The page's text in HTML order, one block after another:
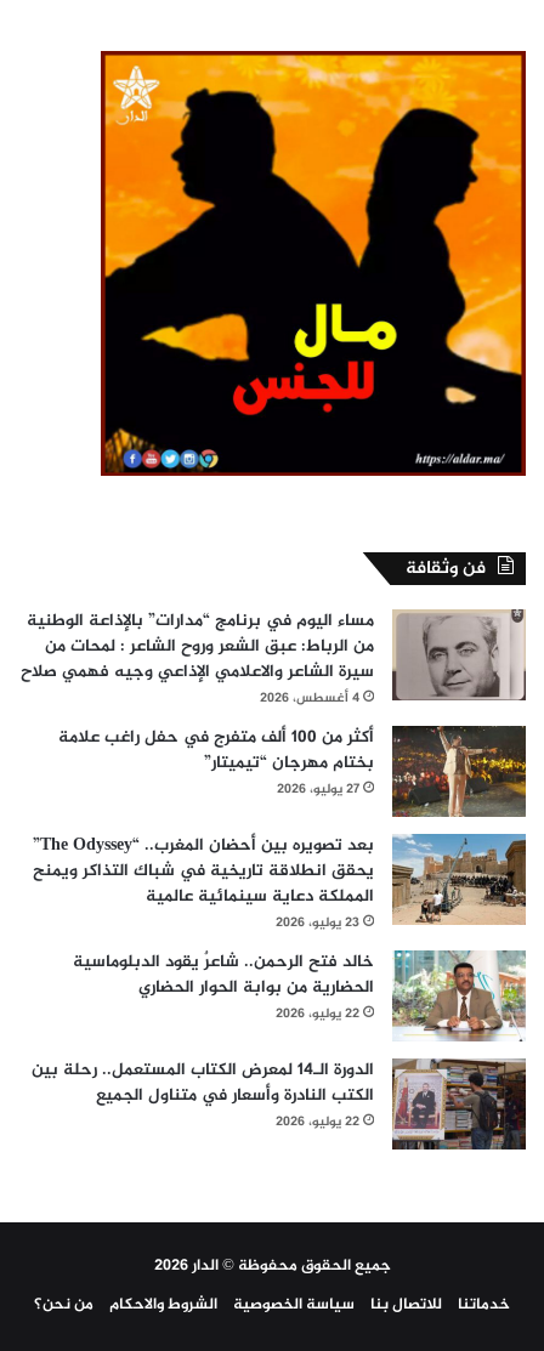
فن وثقافة
مساء اليوم في برنامج “مدارات” بالإذاعة الوطنية
من الرباط: عبق الشعر وروح الشاعر : لمحات من
سيرة الشاعر والاعلامي الإذاعي وجيه فهمي صلاح
4 أغسطس، 2026
أكثر من 100 ألف متفرج في حفل راغب علامة
بختام مهرجان “تيميتار”
27 يوليو، 2026
بعد تصويره بين أحضان المغرب.. “The Odyssey”
يحقق انطلاقة تاريخية في شباك التذاكر ويمنح
المملكة دعاية سينمائية عالمية
23 يوليو، 2026
خالد فتح الرحمن.. شاعرٌ يقود الدبلوماسية
الحضارية من بوابة الحوار الحضاري
22 يوليو، 2026
الدورة الـ14 لمعرض الكتاب المستعمل.. رحلة بين
الكتب النادرة وأسعار في متناول الجميع
22 يوليو، 2026
جميع الحقوق محفوظة © الدار 2026
خدماتنا
للاتصال بنا سياسة الخصوصية الشروط والاحكام من نحن؟